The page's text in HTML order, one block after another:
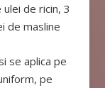
de ricin, 3
de masline
se aplica pe
pe